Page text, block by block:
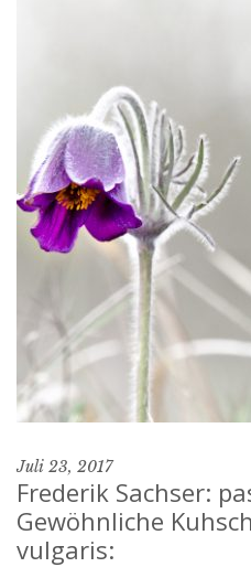
Juli 23, 2017
Frederik Sachser:
Gewöhnliche
vulgaris: